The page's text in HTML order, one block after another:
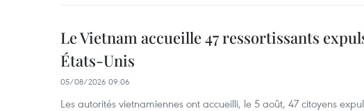
Le Vietnam accueille 47 ressortissants
États-Unis
05/08/2026 09:06
Les autorités vietnamiennes ont accueilli, le 5 août, 47 citoyens